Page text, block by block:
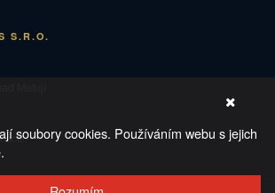
S.R.O.
soubory cookies. Používáním webu s jejich